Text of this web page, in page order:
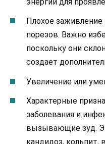
Плохое заживление
порезов. Важно
поскольку они
создает
Увеличение или
Характерные
заболевания и
вызывающие зуд.
кандидоз, кольпит,